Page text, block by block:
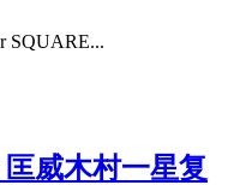
SQUARE...
匡威木村一星复